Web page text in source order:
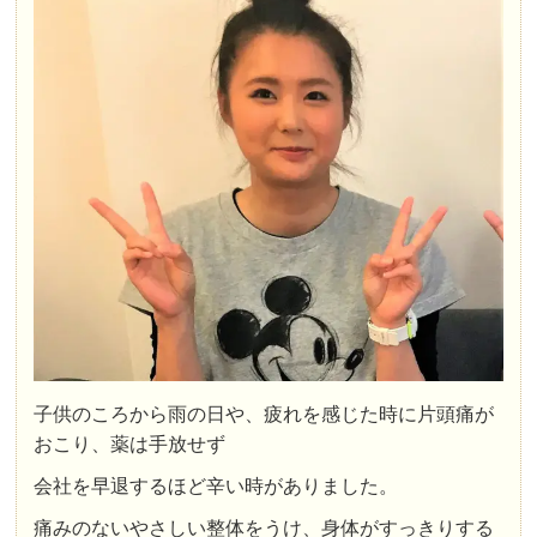
子供のころから雨の日や、疲れを感じた時に片頭痛が
おこり、薬は手放せず
会社を早退するほど辛い時がありました。
痛みのないやさしい整体をうけ、身体がすっきりする